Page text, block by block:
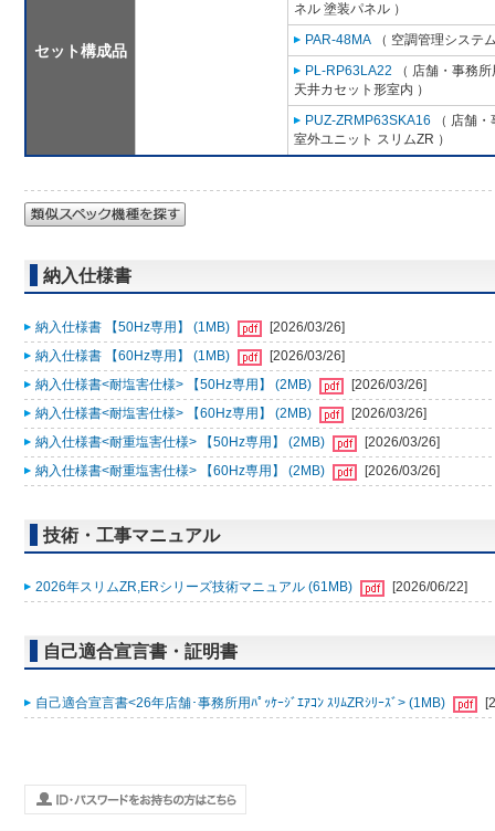
セット構成品
ネル 塗装パネル ）
PAR-48MA （ 空調管理システ
PL-RP63LA22 （ 店舗・事務
天井カセット形室内 ）
PUZ-ZRMP63SKA16 （ 店舗
室外ユニット スリムZR ）
納入仕様書
納入仕様書 【50Hz専用】 (1MB)
[2026/03/26]
納入仕様書 【60Hz専用】 (1MB)
[2026/03/26]
納入仕様書<耐塩害仕様> 【50Hz専用】 (2MB)
[2026/03/26]
納入仕様書<耐塩害仕様> 【60Hz専用】 (2MB)
[2026/03/26]
納入仕様書<耐重塩害仕様> 【50Hz専用】 (2MB)
[2026/03/26]
納入仕様書<耐重塩害仕様> 【60Hz専用】 (2MB)
[2026/03/26]
技術・工事マニュアル
2026年スリムZR,ERシリーズ技術マニュアル (61MB) [2026/06/22]
自己適合宣言書・証明書
自己適合宣言書<26年店舗･事務所用ﾊﾟｯｹｰｼﾞｴｱｺﾝ ｽﾘﾑZRｼﾘｰｽﾞ> (1MB)